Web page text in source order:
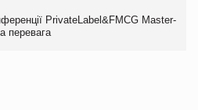
PrivateLabel&FMCG Master-
перевага